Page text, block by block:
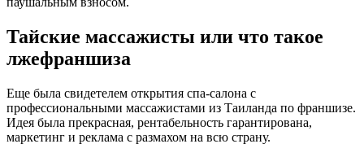
Тайские массажисты или что такое
лжефраншиза
Еще была свидетелем открытия спа-салона с
профессиональными массажистами из Таиланда по франшизе.
Идея была прекрасная, рентабельность гарантирована,
маркетинг и реклама с размахом на всю страну.